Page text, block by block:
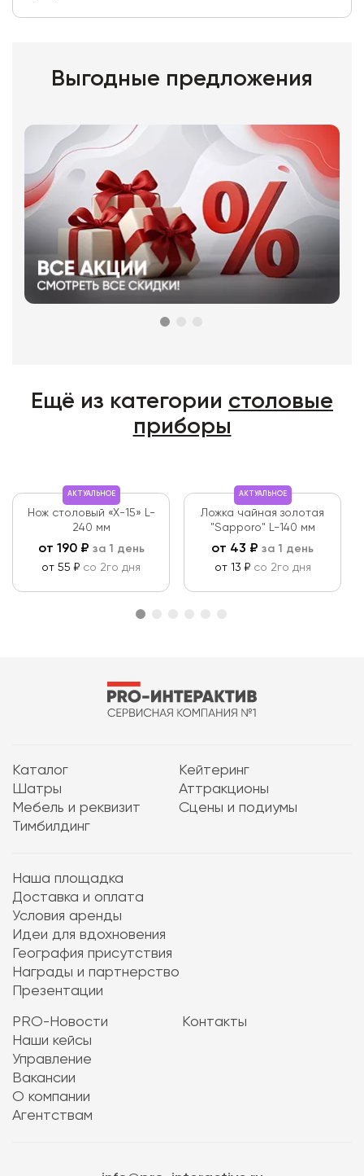
Выгодные предложения
Ещё из категории столовые
приборы
АКТУАЛЬНОЕ
Нож столовый «X-15» L-
240 мм
от 190₽ за 1 день
от 55 ₽ со 2го дня
АКТУАЛЬНОЕ
Ложка чайная золотая
"Sapporo" L-140 мм
от 43 ₽ за 1 день
от 13 ₽ со 2го дня
Каталог
Кейтеринг
Шатры
Аттракционы
Мебель и реквизит
Сцены и подиумы
Тимбилдинг
Наша площадка
Доставка и оплата
Условия аренды
Идеи для вдохновения
География присутствия
Награды и партнерство
Презентации
PRO-Новости
Наши кейсы
Управление
Вакансии
О компании
Агентствам
Контакты